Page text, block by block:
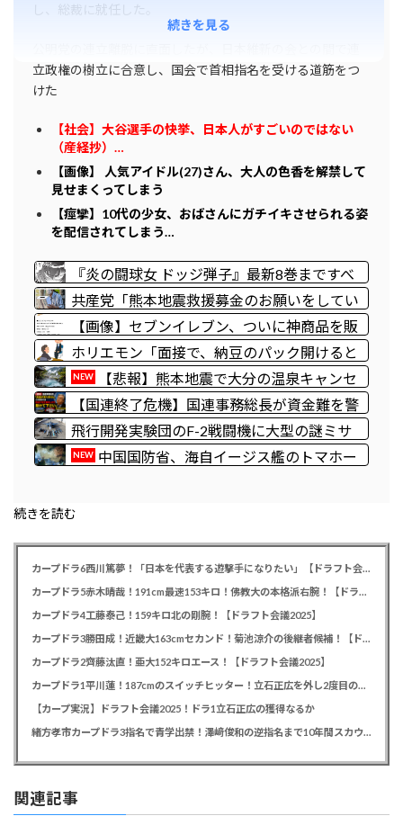
し、総裁に就任した。
立政権の樹立に合意し、国会で首相指名を受ける道筋をつ
けた
【社会】大谷選手の快挙、日本人がすごいのではない
（産経抄）…
【画像】 人気アイドル(27)さん、大人の色香を解禁して
見せまくってしまう
【痙攣】10代の少女、おばさんにガチイキさせられる姿
を配信されてしまう…
『炎の闘球女 ドッジ弾子』最新8巻まですべ
て「50％ポイント還元」セール！3,505円分
返ってくる！先月発売の新刊も対象！アニメ
放送中！名前が下ネタすぎる女の子！
共産党「熊本地震救援募金のお願いをしてい
たところ、中指を立てられました。嫌がらせ
酷い」
【画像】セブンイレブン、ついに神商品を販
売
ホリエモン「面接で、納豆のパック開けると
薄いフィルム入ってるけどあれなんのためか
教えてって聞くわけ」
NEW
【悲報】熊本地震で大分の温泉キャンセ
ル相次ぐ 被害なしでも旅行先変更
【国連終了危機】国連事務総長が資金難を警
告→未払い額を見た世界3位負担の日本側か
ら厳しい声→では誰が払っていないのか言え
飛行開発実験団のF-2戦闘機に大型の謎ミサ
イル…ステルス性と射程1000kmを誇る「最
NEW 中国国防省、海自イージス艦のトマホー
続きを読む
続きを見る
カープドラ6西川篤夢！「日本を代表する遊撃手になりたい」【ドラフト会議2025】
カープドラ5赤木晴哉！191cm最速153キロ！佛教大の本格派右腕！【ドラフト会議2025】
カープドラ4工藤泰己！159キロ北の剛腕！【ドラフト会議2025】
カープドラ3勝田成！近畿大163cmセカンド！菊池涼介の後継者候補！【ドラフト会議2025】
カープドラ2齊藤汰直！亜大152キロエース！【ドラフト会議2025】
カープドラ1平川蓮！187cmのスイッチヒッター！立石正広を外し2度目の重複も新井監督がクジを引き当てる！【ドラフト会議2025】
【カープ実況】ドラフト会議2025！ドラ1立石正広の獲得なるか
緒方孝市カープドラ3指名で青学出禁！澤﨑俊和の逆指名まで10年間スカウト出禁
関連記事